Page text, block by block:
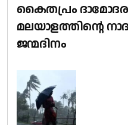
കൈതപ്രം
മലയാളത്തിന്റെ
ജന്മദിനം